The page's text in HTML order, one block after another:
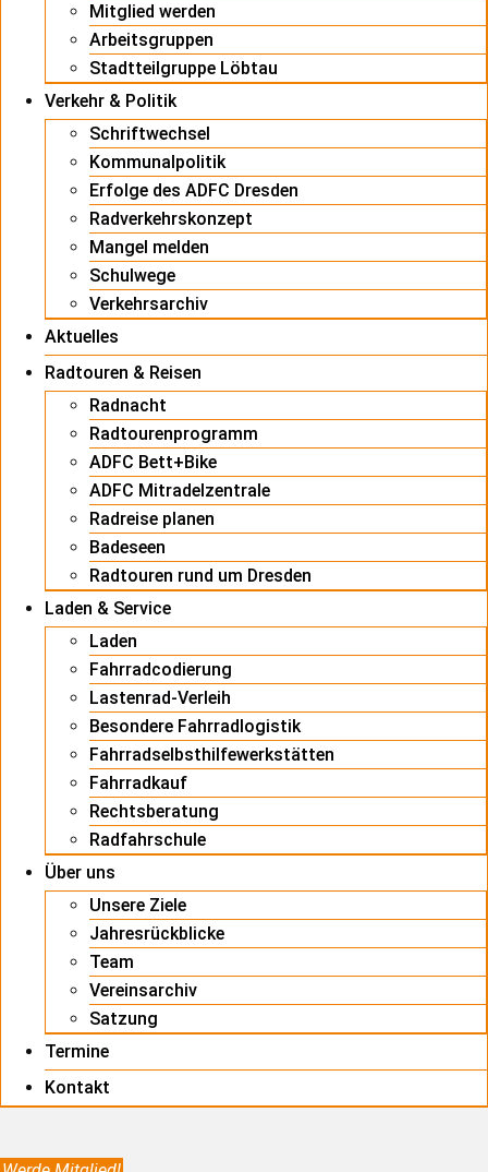
Mitglied werden
Arbeitsgruppen
Stadtteilgruppe Löbtau
Verkehr & Politik
Schriftwechsel
Kommunalpolitik
Erfolge des ADFC Dresden
Radverkehrskonzept
Mangel melden
Schulwege
Verkehrsarchiv
Aktuelles
Radtouren & Reisen
Radnacht
Radtourenprogramm
ADFC Bett+Bike
ADFC Mitradelzentrale
Radreise planen
Badeseen
Radtouren rund um Dresden
Laden & Service
Laden
Fahrradcodierung
Lastenrad-Verleih
Besondere Fahrradlogistik
Fahrradselbsthilfewerkstätten
Fahrradkauf
Rechtsberatung
Radfahrschule
Über uns
Unsere Ziele
Jahresrückblicke
Team
Vereinsarchiv
Satzung
Termine
Kontakt